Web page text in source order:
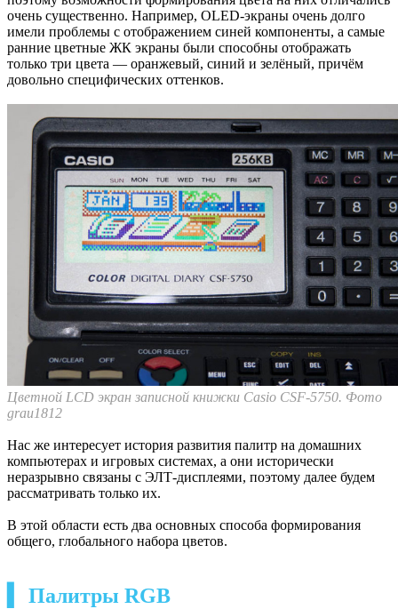
очень существенно. Например, OLED-экраны очень долго
имели проблемы с отображением синей компоненты, а самые
ранние цветные ЖК экраны были способны отображать
только три цвета — оранжевый, синий и зелёный, причём
довольно специфических оттенков.
Цветной LCD экран записной книжки Casio CSF-5750. Фото
grau1812
Нас же интересует история развития палитр на домашних
компьютерах и игровых системах, а они исторически
неразрывно связаны с ЭЛТ-дисплеями, поэтому далее будем
рассматривать только их.
В этой области есть два основных способа формирования
общего, глобального набора цветов.
▍ Палитры RGB